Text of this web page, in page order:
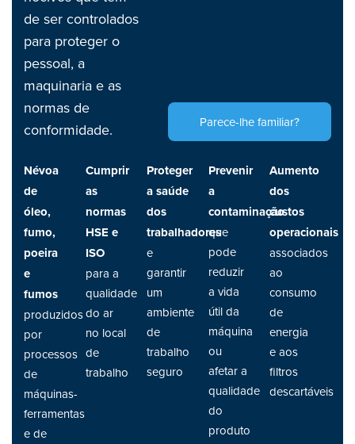
de ser controlados
para proteger o
pessoal, a
maquinaria e as
normas de
conformidade.
Parece-lhe familiar?
Névoa
de
óleo,
fumo,
poeira
e
fumos
produzidos
por
processos
de
máquinas-
ferramentas
e de
Cumprir
as
normas
HSE e
ISO
para a
qualidade
do ar
no local
de
trabalho
Proteger
a saúde
dos
trabalhadores
e
garantir
um
ambiente
de
trabalho
seguro
Prevenir
a
contaminação
que
pode
reduzir
a vida
útil da
máquina
ou
afetar a
qualidade
do
produto
Aumento
dos
custos
operacionais
associados
ao
consumo
de
energia
e aos
filtros
descartáveis